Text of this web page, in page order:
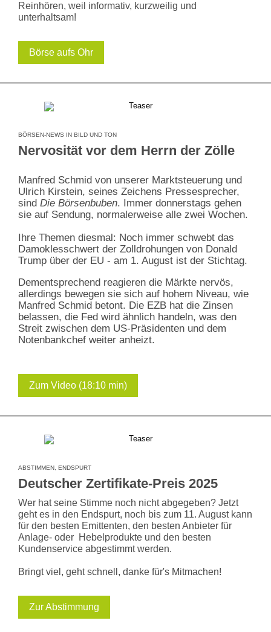
Reinhören, weil informativ, kurzweilig und
unterhaltsam!
Börse aufs Ohr
BÖRSEN-NEWS IN BILD UND TON
Nervosität vor dem Herrn der Zölle
Manfred Schmid von unserer Marktsteuerung und
Ulrich Kirstein, seines Zeichens Pressesprecher,
sind Die Börsenbuben. Immer donnerstags gehen
sie auf Sendung, normalerweise alle zwei Wochen.
Ihre Themen diesmal: Noch immer schwebt das
Damoklesschwert der Zolldrohungen von Donald
Trump über der EU - am 1. August ist der Stichtag.
Dementsprechend reagieren die Märkte nervös,
allerdings bewegen sie sich auf hohem Niveau, wie
Manfred Schmid betont. Die EZB hat die Zinsen
belassen, die Fed wird ähnlich handeln, was den
Streit zwischen dem US-Präsidenten und dem
Notenbankchef weiter anheizt.
Zum Video (18:10 min)
ABSTIMMEN, ENDSPURT
Deutscher Zertifikate-Preis 2025
Wer hat seine Stimme noch nicht abgegeben? Jetzt
geht es in den Endspurt, noch bis zum 11. August kann
für den besten Emittenten, den besten Anbieter für
Anlage- oder Hebelprodukte und den besten
Kundenservice abgestimmt werden.
Bringt viel, geht schnell, danke für's Mitmachen!
Zur Abstimmung